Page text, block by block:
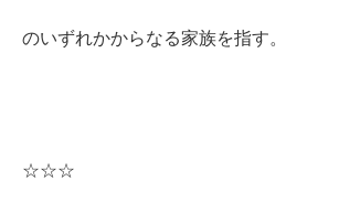
のいずれかからなる家族を指す。
☆☆☆